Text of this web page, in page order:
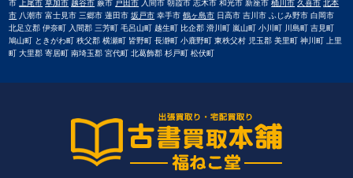
市 八潮市 富士見市 三郷市 蓮田市坂戸市 幸手市鶴ヶ島市 日高市 吉川市 ふじみ野市 白岡市
北足立郡 伊奈町 入間郡 三芳町 毛呂山町 越生町 比企郡 滑川町 嵐山町 小川町 川島町 吉見町
鳩山町 ときがわ町 秩父郡 横瀬町 皆野町 長瀞町 小鹿野町 東秩父村 児玉郡 美里町 神川町 上里
町 大里郡 寄居町 南埼玉郡 宮代町 北葛飾郡 杉戸町 松伏町